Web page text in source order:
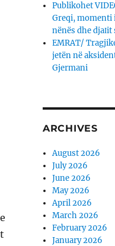
Publikohet
Greqi, momenti
nënës dhe
EMRAT/
jetën në
Gjermani
ARCHIVES
August 2026
July 2026
June 2026
May 2026
April 2026
March 2026
February 2026
January 2026